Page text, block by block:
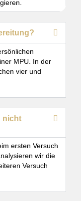
MPU. In der
vier und
nicht
ersten Versuch
wir die
Versuch